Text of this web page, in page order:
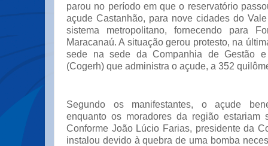
parou no período em que o reservatório
açude Castanhão, para nove cidades do
sistema metropolitano, fornecendo para
Maracanaú. A situação gerou protesto, na
sede na sede da Companhia de Gestão e
(Cogerh) que administra o açude, a 352
Segundo os manifestantes, o açude
enquanto os moradores da região estariam
Conforme João Lúcio Farias, presidente da
instalou devido à quebra de uma bomba